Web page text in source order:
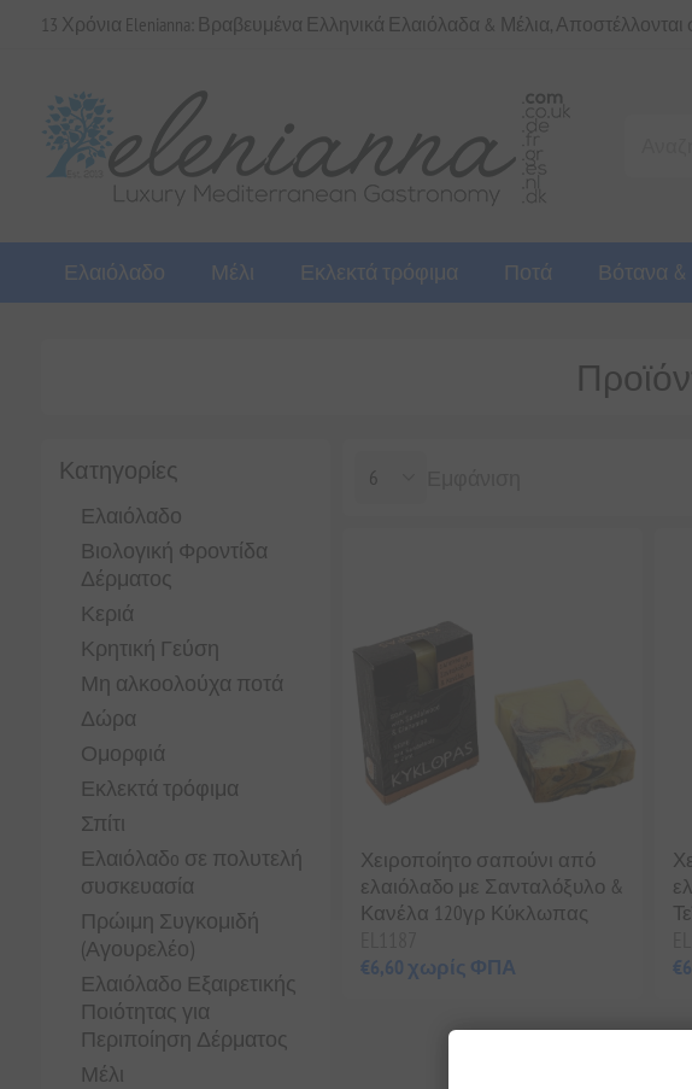
13 Χρόνια Elenianna: Βραβευμένα Ελληνικά Ελαιόλαδα & Μέλια,
Ελαιόλαδο Μέλι Εκλεκτά τρόφιμα Ποτά Βότανα &
Κατηγορίες
Ελαιόλαδο
Βιολογική Φροντίδα
Δέρματος
Κεριά
Κρητική Γεύση
Μη αλκοολούχα ποτά
Δώρα
Ομορφιά
Εκλεκτά τρόφιμα
Σπίτι
Ελαιόλαδo σε πολυτελή
συσκευασία
Πρώιμη Συγκομιδή
(Αγουρελέο)
Ελαιόλαδο Εξαιρετικής
Ποιότητας για
Περιποίηση Δέρματος
Μέλι
Χειροποίητο σαπούνι από
ελαιόλαδο με Σανταλόξυλο &
Κανέλα 120γρ Κύκλωπας
€6,60 χωρίς ΦΠΑ